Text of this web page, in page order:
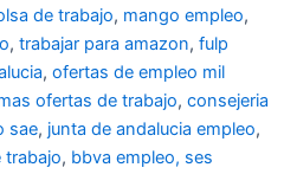
de trabajo, mango empleo,
, trabajar para amazon, fulp
, ofertas de empleo mil
ofertas de trabajo, consejeria
sae, junta de andalucia empleo,
trabajo, bbva empleo, ses